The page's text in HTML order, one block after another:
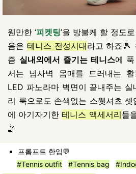
웬만한 ‘피켓팅’을 방불케 할 정도
음은 테니스 전성시대라고 하죠🎾
즘 실내외에서 즐기는 테니스에
서는 넘사벽 몸매를 드러내는
LED 파노라마 벽면이 끝내주는
리 룩으로도 손색없는 스웻셔츠
에 아기자기한테니스 액세서리들
🤳
프롬프트 한입💬
#Tennis outfit
#Tennis bag